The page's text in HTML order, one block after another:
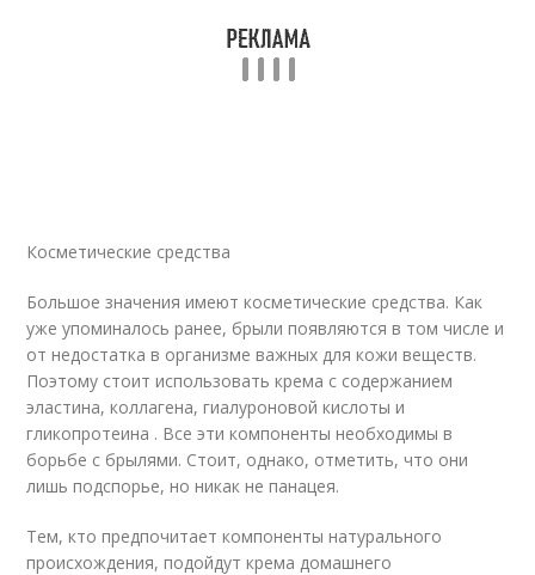
Косметические средства
Большое значения имеют косметические средства. Как
уже упоминалось ранее, брыли появляются в том числе и
от недостатка в организме важных для кожи веществ.
Поэтому стоит использовать крема с содержанием
эластина, коллагена, гиалуроновой кислоты и
гликопротеина . Все эти компоненты необходимы в
борьбе с брылями. Стоит, однако, отметить, что они
лишь подспорье, но никак не панацея.
Тем, кто предпочитает компоненты натурального
происхождения, подойдут крема домашнего